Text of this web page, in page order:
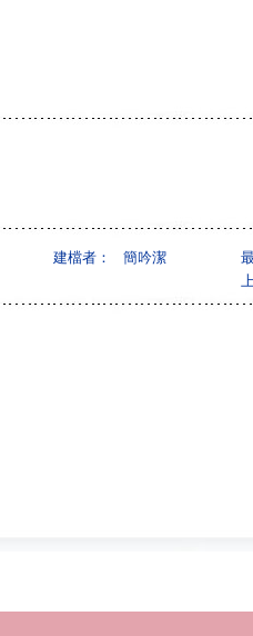
建檔者： 簡吟潔